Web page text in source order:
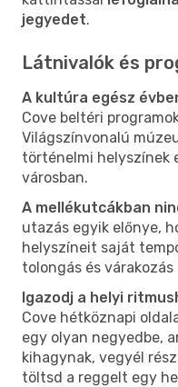
jegyedet.
Látnivalók és
A kultúra egész
Cove beltéri
Világszínvonalú
történelmi helyszínek
városban.
A mellékutcákban
utazás egyik előnye,
helyszíneit saját
tolongás és várakozás
Igazodj a helyi
Cove hétköznapi
egy olyan negyedbe,
kihagynak, vegyél
töltsd a reggelt egy